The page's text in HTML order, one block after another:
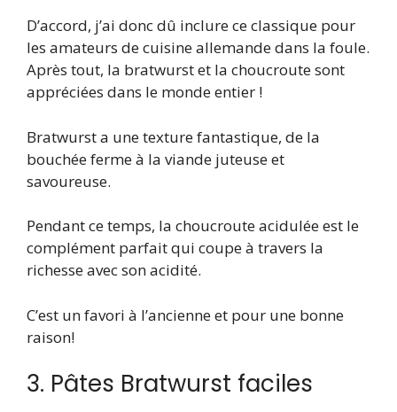
D’accord, j’ai donc dû inclure ce classique pour
les amateurs de cuisine allemande dans la foule.
Après tout, la bratwurst et la choucroute sont
appréciées dans le monde entier !
Bratwurst a une texture fantastique, de la
bouchée ferme à la viande juteuse et
savoureuse.
Pendant ce temps, la choucroute acidulée est le
complément parfait qui coupe à travers la
richesse avec son acidité.
C’est un favori à l’ancienne et pour une bonne
raison!
3. Pâtes Bratwurst faciles